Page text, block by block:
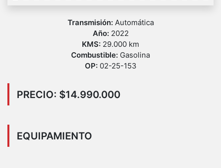
Transmisión: Automática
Año: 2022
KMS: 29.000 km
Combustible: Gasolina
OP: 02-25-153
PRECIO: $14.990.000
EQUIPAMIENTO